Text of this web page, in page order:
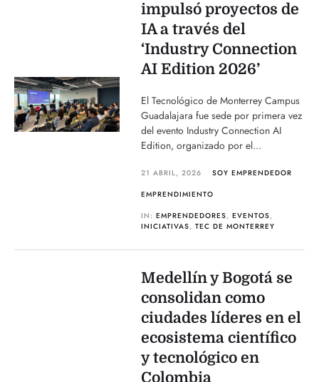
impulsó proyectos de
IA a través del
‘Industry Connection
AI Edition 2026’
El Tecnológico de Monterrey Campus
Guadalajara fue sede por primera vez
del evento Industry Connection AI
Edition, organizado por el...
21 ABRIL, 2026
SOY EMPRENDEDOR
EMPRENDIMIENTO
IN:EMPRENDEDORES,EVENTOS,
INICIATIVAS,TEC DE MONTERREY
Medellín y Bogotá se
consolidan como
ciudades líderes en el
ecosistema científico
y tecnológico en
Colombia